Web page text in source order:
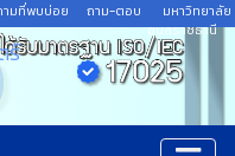
ามที่พบบ่อย ถาม-ตอบ
มหาวิทยาลัย
อุบลราชธานี
ร์